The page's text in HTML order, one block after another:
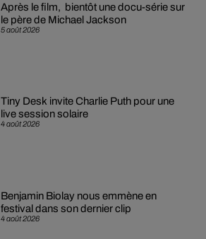
5 août 2026
Après le film, bientôt une docu-série sur
le père de Michael Jackson
4 août 2026
Tiny Desk invite Charlie Puth pour une
live session solaire
4 août 2026
Benjamin Biolay nous emmène en
festival dans son dernier clip